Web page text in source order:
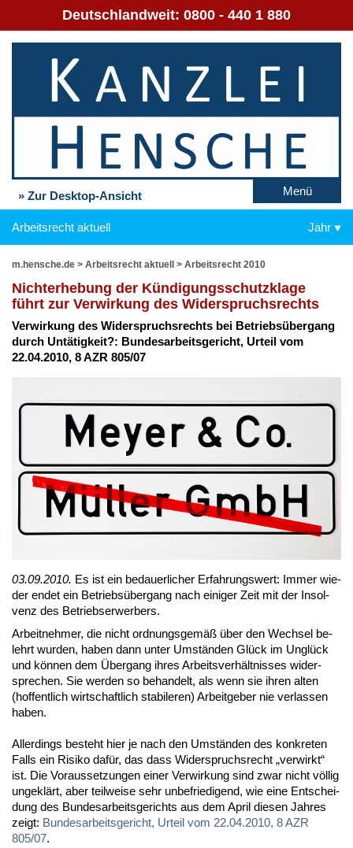
Deutschlandweit: 0800 - 440 1 880
» Zur Desktop-Ansicht Menü
Arbeitsrecht aktuell Jahr
m.hensche.de > Arbeitsrecht aktuell > Arbeitsrecht 2010
Nicht­er­he­bung der Kün­di­gungs­schutz­kla­ge
führt zur Ver­wir­kung des Wi­der­spruchs­rechts
Ver­wir­kung des Wi­der­spruchs­rechts bei Be­triebs­über­gang
durch Un­tä­tig­keit?: Bun­des­ar­beits­ge­richt, Ur­teil vom
22.04.2010, 8 AZR 805/07
03.09.2010. Es ist ein be­dau­er­li­cher Er­fah­rungs­wert: Im­mer wie­
der en­det ein Be­triebs­über­gang nach ei­ni­ger Zeit mit der In­sol­
venz des Be­triebs­er­wer­bers.
Ar­beit­neh­mer, die nicht ord­nungs­ge­mäß über den Wech­sel be­
lehrt wur­den, ha­ben dann un­ter Um­stän­den Glück im Un­glück
und kön­nen dem Über­gang ih­res Ar­beits­ver­hält­nis­ses wi­der­
spre­chen. Sie wer­den so be­han­delt, als wenn sie ih­ren al­ten
(hof­fent­lich wirt­schaft­lich sta­bi­le­ren) Ar­beit­ge­ber nie ver­las­sen
ha­ben.
Al­ler­dings be­steht hier je nach den Um­stän­den des kon­kre­ten
Falls ein Ri­si­ko da­für, das dass Wi­der­spruchs­recht „ver­wirkt“
ist. Die Vor­aus­set­zun­gen ei­ner Ver­wir­kung sind zwar nicht völ­lig
un­ge­klärt, aber teil­wei­se sehr un­be­frie­di­gend, wie ei­ne Ent­schei­
dung des Bun­des­ar­beits­ge­richts aus dem April die­sen Jah­res
zeigt: Bun­des­ar­beits­ge­richt, Ur­teil vom 22.04.2010, 8 AZR
805/07.